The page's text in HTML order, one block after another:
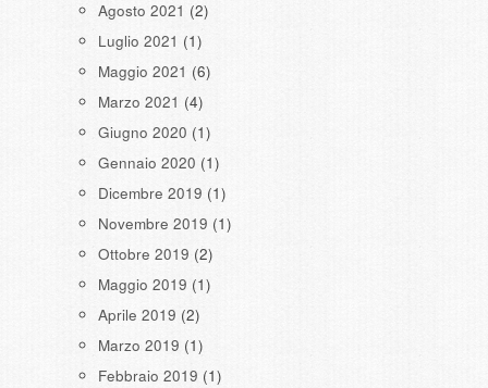
Agosto 2021 (2)
Luglio 2021 (1)
Maggio 2021 (6)
Marzo 2021 (4)
Giugno 2020 (1)
Gennaio 2020 (1)
Dicembre 2019 (1)
Novembre 2019 (1)
Ottobre 2019 (2)
Maggio 2019 (1)
Aprile 2019 (2)
Marzo 2019 (1)
Febbraio 2019 (1)